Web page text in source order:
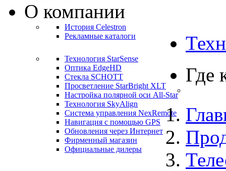
О компании
История Celestron
Рекламные каталоги
Технология StarSense
Оптика EdgeHD
Стекла SCHOTT
Просветление StarBright XLT
Настройка полярной оси All-Star
Технология SkyAlign
Система управления NexRemote
Навигация с помощью GPS
Обновления через Интернет
Где
Фирменный магазин
Официальные дилеры